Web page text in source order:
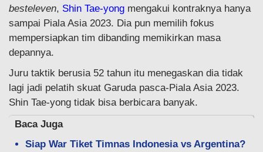
besteleven, Shin Tae-yong mengakui kontraknya hanya
sampai Piala Asia 2023. Dia pun memilih fokus
mempersiapkan tim dibanding memikirkan masa
depannya.
Juru taktik berusia 52 tahun itu menegaskan dia tidak
lagi jadi pelatih skuat Garuda pasca-Piala Asia 2023.
Shin Tae-yong tidak bisa berbicara banyak.
Baca Juga
Siap War Tiket Timnas Indonesia vs Argentina?